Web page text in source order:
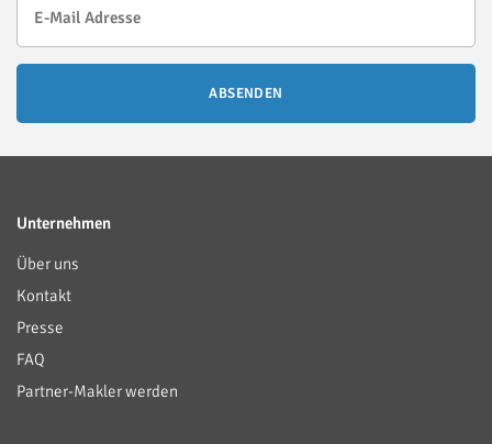
ABSENDEN
Unternehmen
Über uns
Kontakt
Presse
FAQ
Partner-Makler werden